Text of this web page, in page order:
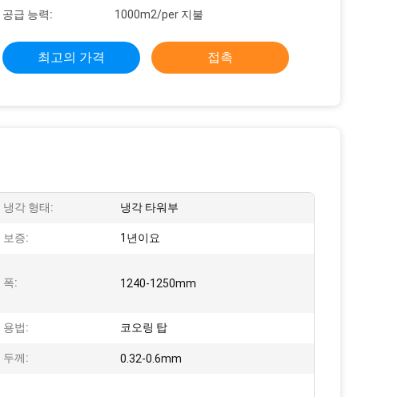
공급 능력:
1000m2/per 지불
최고의 가격 접촉
냉각 형태: 냉각 타워부
보증: 1년이요
폭: 1240-1250mm
용법: 코오링 탑
두께: 0.32-0.6mm